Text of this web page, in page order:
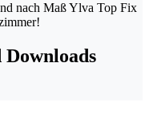
nach Maß Ylva Top Fix